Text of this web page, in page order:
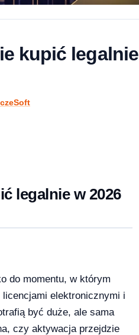
kupić legalnie
legalnie w 2026
do momentu, w którym
elektronicznymi i
być duże, ale sama
czy aktywacja przejdzie